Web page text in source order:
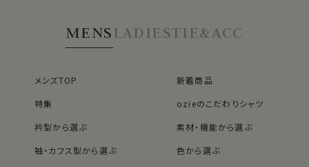
いませんので、ご安心の上、快適にご着用ください。
麻ってしわになるからちょっと。。。。という方も多いと思い
ますが、しわが出来た状態で着るのが麻の衣類の着こな
し方です。
リネンシャツは乾燥速度全繊維中一番の速乾性能を誇
えます。
MENSLADIESTIE&ACC
メンズTOP
新着商品
特集
ozieのこだわりシャツ
衿型から選ぶ
素材・機能から選ぶ
袖・カフス型から選ぶ
色から選ぶ